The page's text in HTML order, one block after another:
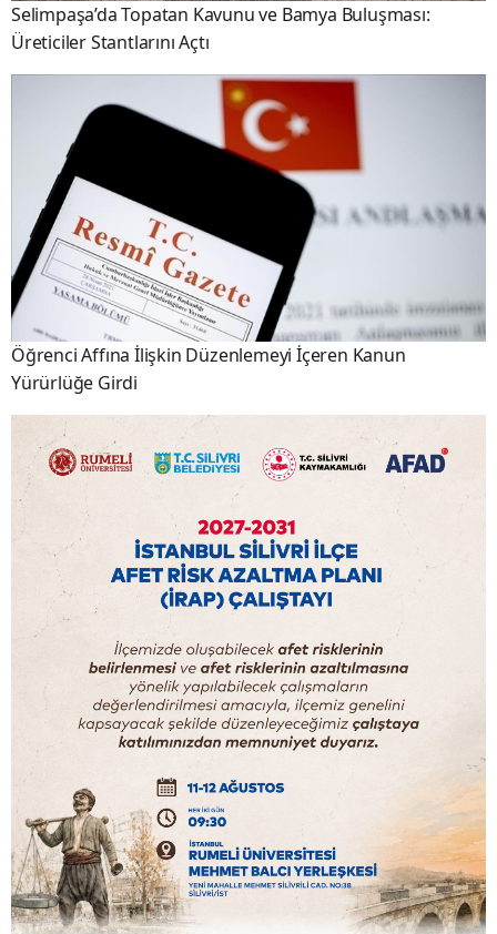
Selimpaşa’da Topatan Kavunu ve Bamya Buluşması:
Üreticiler Stantlarını Açtı
Öğrenci Affına İlişkin Düzenlemeyi İçeren Kanun
Yürürlüğe Girdi